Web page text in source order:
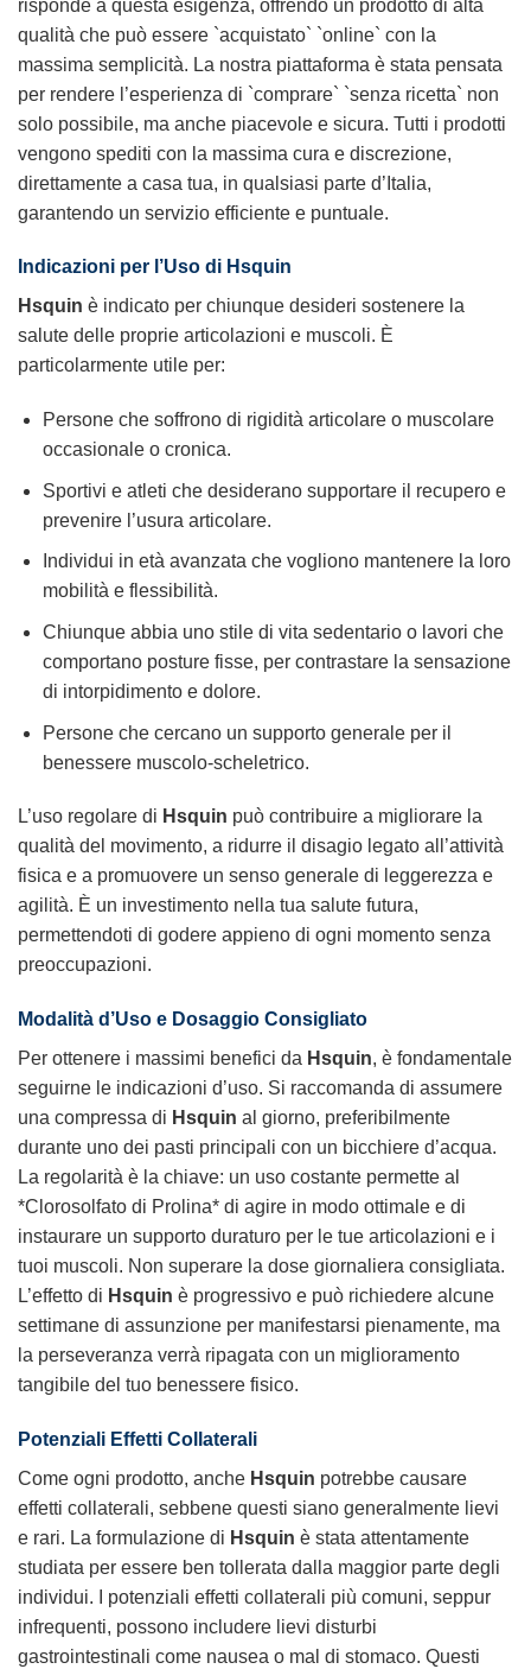
risponde a questa esigenza, offrendo un prodotto di alta
qualità che può essere `acquistato` `online` con la
massima semplicità. La nostra piattaforma è stata pensata
per rendere l’esperienza di `comprare` `senza ricetta` non
solo possibile, ma anche piacevole e sicura. Tutti i prodotti
vengono spediti con la massima cura e discrezione,
direttamente a casa tua, in qualsiasi parte d’Italia,
garantendo un servizio efficiente e puntuale.
Indicazioni per l’Uso di Hsquin
Hsquin è indicato per chiunque desideri sostenere la
salute delle proprie articolazioni e muscoli. È
particolarmente utile per:
Persone che soffrono di rigidità articolare o muscolare
occasionale o cronica.
Sportivi e atleti che desiderano supportare il recupero e
prevenire l’usura articolare.
Individui in età avanzata che vogliono mantenere la loro
mobilità e flessibilità.
Chiunque abbia uno stile di vita sedentario o lavori che
comportano posture fisse, per contrastare la sensazione
di intorpidimento e dolore.
Persone che cercano un supporto generale per il
benessere muscolo-scheletrico.
L’uso regolare di Hsquin può contribuire a migliorare la
qualità del movimento, a ridurre il disagio legato all’attività
fisica e a promuovere un senso generale di leggerezza e
agilità. È un investimento nella tua salute futura,
permettendoti di godere appieno di ogni momento senza
preoccupazioni.
Modalità d’Uso e Dosaggio Consigliato
Per ottenere i massimi benefici da Hsquin, è fondamentale
seguirne le indicazioni d’uso. Si raccomanda di assumere
una compressa di Hsquin al giorno, preferibilmente
durante uno dei pasti principali con un bicchiere d’acqua.
La regolarità è la chiave: un uso costante permette al
*Clorosolfato di Prolina* di agire in modo ottimale e di
instaurare un supporto duraturo per le tue articolazioni e i
tuoi muscoli. Non superare la dose giornaliera consigliata.
L’effetto di Hsquin è progressivo e può richiedere alcune
settimane di assunzione per manifestarsi pienamente, ma
la perseveranza verrà ripagata con un miglioramento
tangibile del tuo benessere fisico.
Potenziali Effetti Collaterali
Come ogni prodotto, anche Hsquin potrebbe causare
effetti collaterali, sebbene questi siano generalmente lievi
e rari. La formulazione di Hsquin è stata attentamente
studiata per essere ben tollerata dalla maggior parte degli
individui. I potenziali effetti collaterali più comuni, seppur
infrequenti, possono includere lievi disturbi
gastrointestinali come nausea o mal di stomaco. Questi